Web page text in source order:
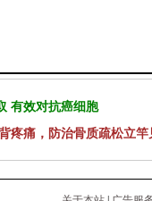
有效对抗癌细胞
疼痛，防治骨质疏松立竿